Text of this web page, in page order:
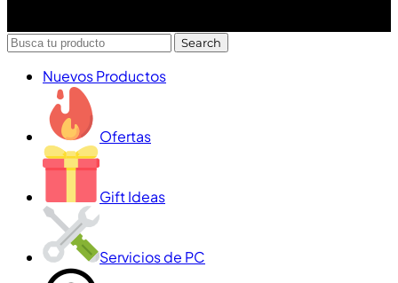
Search
Nuevos Productos
Ofertas
Gift Ideas
Servicios de PC